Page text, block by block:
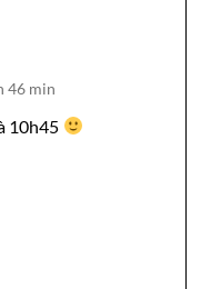
46 min
10h45